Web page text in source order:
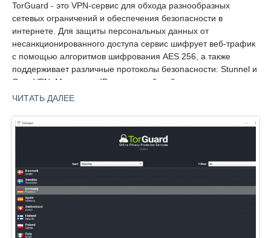
TorGuard - это VPN-сервис для обхода разнообразных
сетевых ограничений и обеспечения безопасности в
интернете. Для защиты персональных данных от
несанкционированного доступа сервис шифрует веб-трафик
с помощью алгоритмов шифрования AES 256, а также
поддерживает различные протоколы безопасности: Stunnel и
OpenVPN. Маскирует IP-адрес, чтобы обеспечить
анонимность пользователя в интернете, скрыть его
контенту. Также предлагает встроенный блокировщик
рекламы, поддержку P2P, защиту от утечек DNS / IPV6 /
WebRTC, высокую скорость подключения, безлимитный веб-
предотвращает утечку реального IP-адреса, если VPN канал
неожиданное оборвется. Функция Stealth VPN скрывает факт
использования VPN с помощью обфускации трафика. Для
улучшения конфиденциальности личной информации
отсутствует ведение журналов онлайн-активности
пользователей.
ЧИТАТЬ ДАЛЕЕ